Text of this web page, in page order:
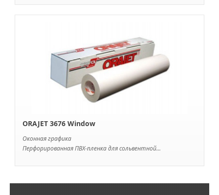
ORAJET 3676 Window
Оконная графика
Перфорированная ПВХ-пленка для сольвентной...